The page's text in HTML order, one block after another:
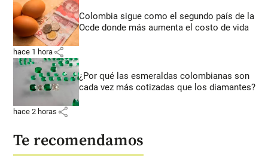
Colombia sigue como el segundo país de la
Ocde donde más aumenta el costo de vida
hace 1 hora share
¿Por qué las esmeraldas colombianas son
cada vez más cotizadas que los diamantes?
hace 2 horas share
Te recomendamos